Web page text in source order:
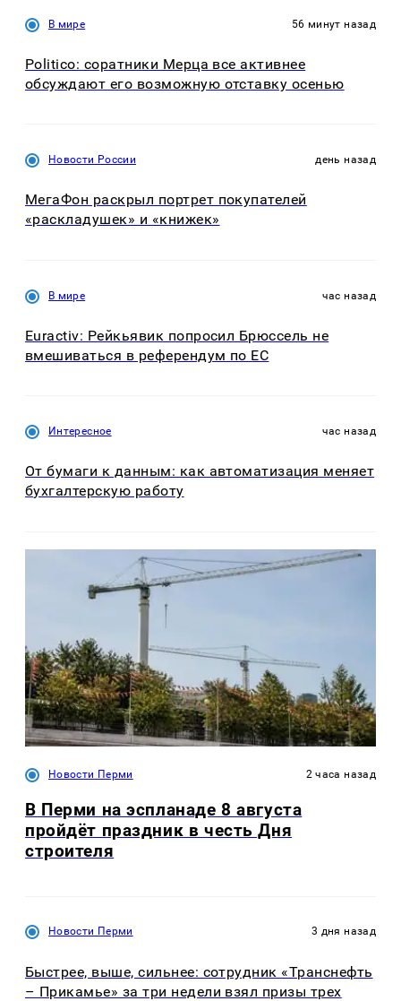
В мире 56 минут назад
Politico: соратники Мерца все активнее
обсуждают его возможную отставку осенью
Новости России день назад
МегаФон раскрыл портрет покупателей
«раскладушек» и «книжек»
В мире час назад
Euractiv: Рейкьявик попросил Брюссель не
вмешиваться в референдум по ЕС
Интересное час назад
От бумаги к данным: как автоматизация меняет
бухгалтерскую работу
Новости Перми 2 часа назад
В Перми на эспланаде 8 августа
пройдёт праздник в честь Дня
строителя
Новости Перми 3 дня назад
Быстрее, выше, сильнее: сотрудник «Транснефть
– Прикамье» за три недели взял призы трех